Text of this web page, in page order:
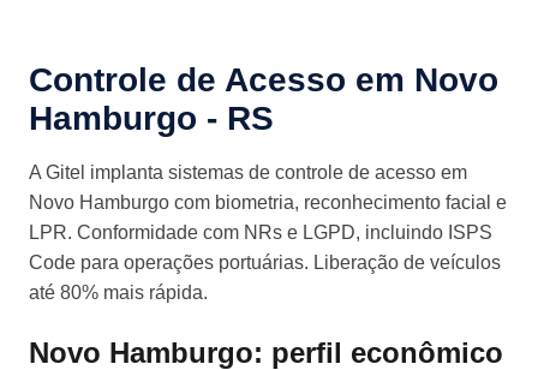
Controle de Acesso em Novo
Hamburgo - RS
A Gitel implanta sistemas de controle de acesso em
Novo Hamburgo com biometria, reconhecimento facial e
LPR. Conformidade com NRs e LGPD, incluindo ISPS
Code para operações portuárias. Liberação de veículos
até 80% mais rápida.
Novo Hamburgo: perfil econômico